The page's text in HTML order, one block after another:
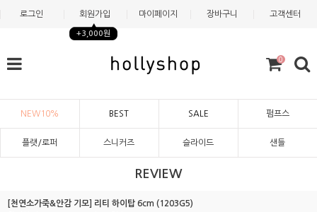
로그인 회원가입
+3,000원
마이페이지 장바구니 고객센터
0
NEW10% BEST SALE 펌프스
플랫/로퍼 스니커즈 슬라이드 샌들
REVIEW
[천연소가죽&안감 기모] 리티 하이탑 6cm (1203G5)